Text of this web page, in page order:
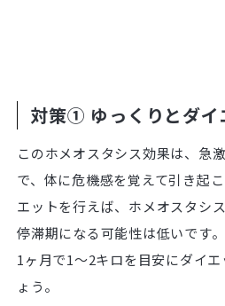
対策① ゆっくりとダイ
このホメオスタシス効果は、急
で、体に危機感を覚えて引き起
エットを行えば、ホメオスタシ
停滞期になる可能性は低いです。
1ヶ月で1〜2キロを目安にダイ
ょう。